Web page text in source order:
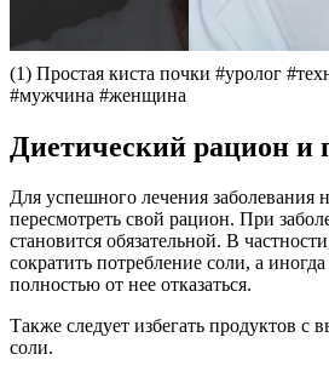
(1) Простая киста почки #уролог
#мужчина #женщина
Диетический рацион и
Для успешного лечения заболевания
пересмотреть свой рацион. При
становится обязательной. В
сократить потребление соли, а
полностью от нее отказаться.
Также следует избегать продуктов с
соли.